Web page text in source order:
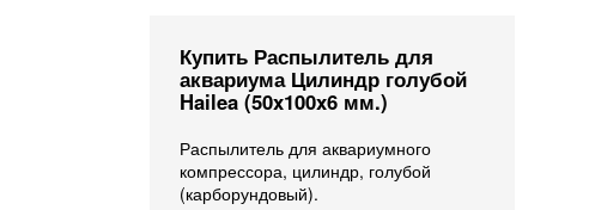
Купить Распылитель для
аквариума Цилиндр голубой
Hailea (50x100x6 мм.)
Распылитель для аквариумного
компрессора, цилиндр, голубой
(карборундовый).